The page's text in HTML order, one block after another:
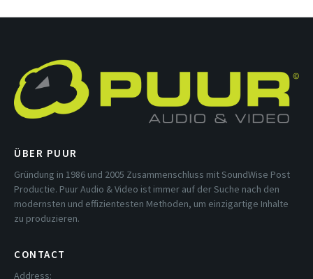
ÜBER PUUR
Gründung in 1986 und 2005 Zusammenschluss mit SoundWise Post
Productie. Puur Audio & Video ist immer auf der Suche nach den
modernsten und effizientesten Methoden, um einzigartige Inhalte
zu produzieren.
CONTACT
Address: